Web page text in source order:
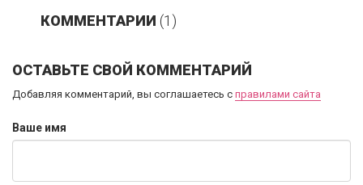
КОММЕНТАРИИ (1)
ОСТАВЬТЕ СВОЙ КОММЕНТАРИЙ
Добавляя комментарий, вы соглашаетесь с правилами сайта
Ваше имя